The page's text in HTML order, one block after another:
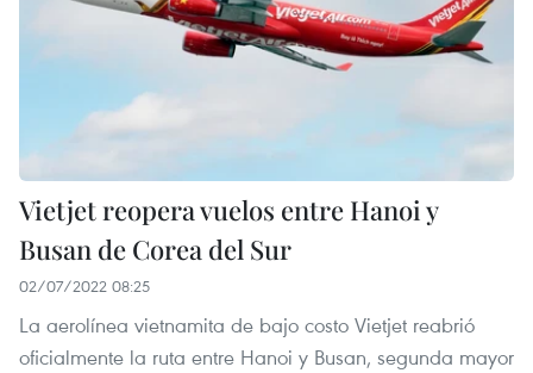
Vietjet reopera vuelos entre Hanoi y
Busan de Corea del Sur
02/07/2022 08:25
La aerolínea vietnamita de bajo costo Vietjet reabrió
oficialmente la ruta entre Hanoi y Busan, segunda mayor